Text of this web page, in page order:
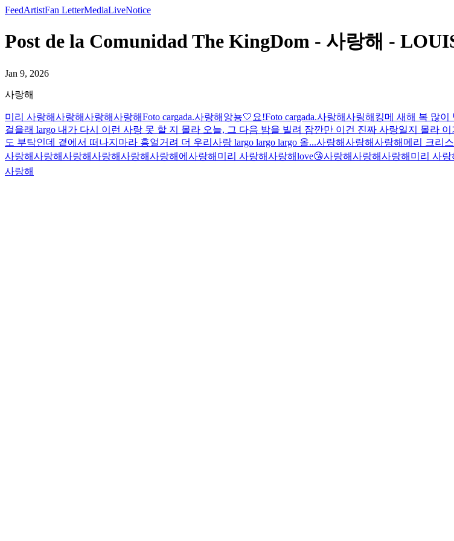
FeedArtistFan LetterMediaLiveNotice
Post de la Comunidad The KingDom - 사랑해 -
Jan 9, 2026
사랑해
미리 사랑해사랑해사랑해사랑해Foto cargada.사랑해 앙뇽🤍 요!Foto cargada.사랑해사링해 킹메 새해 복 많이
걸을래 largo 내가 다시 이런 사랑 못 할 지 몰라 오늘, 그 다음 밤을 빌려 잠깐만 이건 진짜 사랑일지 몰라
도 부탁인데 곁에서 떠나지마라 흥얼거려 더 우리사랑 largo largo largo 올...사랑해사랑해사랑해 메리 크리
사랑해사랑해사랑해사랑해사랑해사랑해에 사랑해 미리 사랑해사랑해love😘사랑해사랑해사랑해 미리 사랑
사랑해